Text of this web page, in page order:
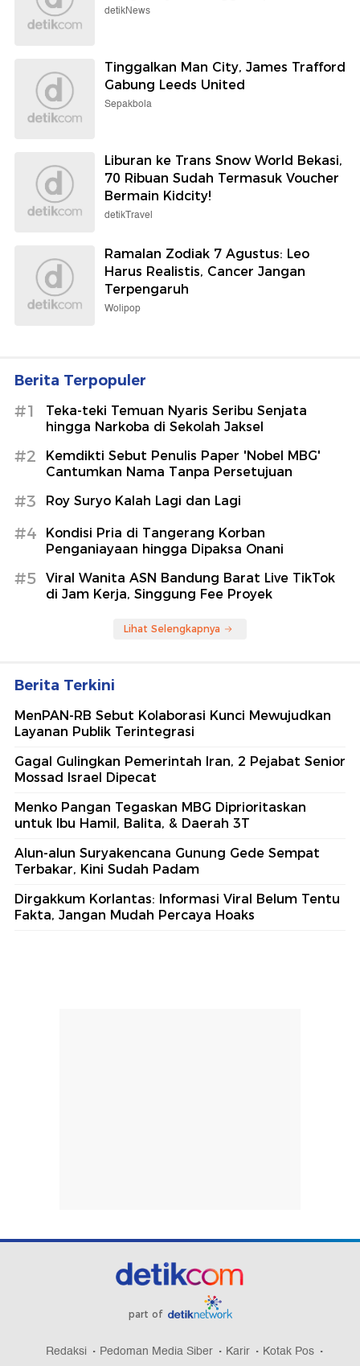
detikNews
Tinggalkan Man City, James Trafford
Gabung Leeds United
Sepakbola
Liburan ke Trans Snow World Bekasi,
70 Ribuan Sudah Termasuk Voucher
Bermain Kidcity!
detikTravel
Ramalan Zodiak 7 Agustus: Leo
Harus Realistis, Cancer Jangan
Terpengaruh
Wolipop
Berita Terpopuler
#1
Teka-teki Temuan Nyaris Seribu Senjata
hingga Narkoba di Sekolah Jaksel
#2
Kemdikti Sebut Penulis Paper 'Nobel MBG'
Cantumkan Nama Tanpa Persetujuan
#3 Roy Suryo Kalah Lagi dan Lagi
#4
Kondisi Pria di Tangerang Korban
Penganiayaan hingga Dipaksa Onani
#5
Viral Wanita ASN Bandung Barat Live TikTok
di Jam Kerja, Singgung Fee Proyek
Lihat Selengkapnya
Berita Terkini
MenPAN-RB Sebut Kolaborasi Kunci Mewujudkan
Layanan Publik Terintegrasi
Gagal Gulingkan Pemerintah Iran, 2 Pejabat Senior
Mossad Israel Dipecat
Menko Pangan Tegaskan MBG Diprioritaskan
untuk Ibu Hamil, Balita, & Daerah 3T
Alun-alun Suryakencana Gunung Gede Sempat
Terbakar, Kini Sudah Padam
Dirgakkum Korlantas: Informasi Viral Belum Tentu
Fakta, Jangan Mudah Percaya Hoaks
part of
Redaksi Pedoman Media Siber Karir
Kotak Pos